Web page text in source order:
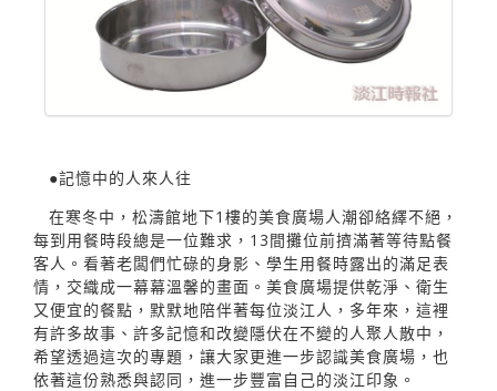
●記憶中的人來人往
在寒冬中，松濤館地下1樓的美食廣場人潮卻絡繹不絕，
每到用餐時段總是一位難求，13間攤位前擠滿著等待點餐
客人。看著老闆們忙碌的身影、學生用餐時露出的滿足表
情，交織成一幕幕溫馨的畫面。美食廣場提供乾淨、衛生
又便宜的餐點，默默地陪伴著每位淡江人，多年來，這裡
有許多故事、許多記憶和改變隱伏在不變的人聚人散中，
希望透過這次的專題，讓大家更進一步認識美食廣場，也
依著這份熟悉與認同，進一步豐富自己的淡江印象。